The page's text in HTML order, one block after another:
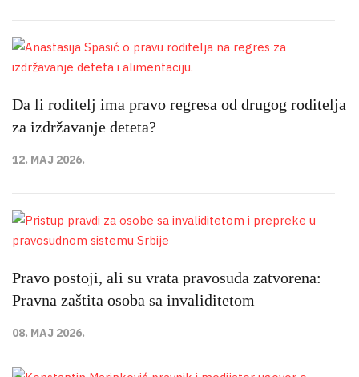
Da li roditelj ima pravo regresa od drugog roditelja
za izdržavanje deteta?
12. MAJ 2026.
Pravo postoji, ali su vrata pravosuđa zatvorena:
Pravna zaštita osoba sa invaliditetom
08. MAJ 2026.